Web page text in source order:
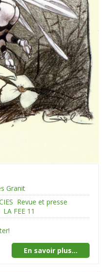
Granit
Revue et presse
LA FEE 11
En savoir plus...